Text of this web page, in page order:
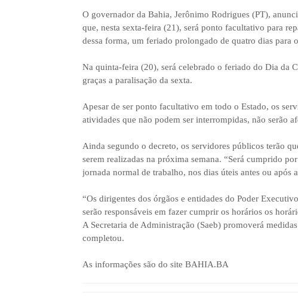
O governador da Bahia, Jerônimo Rodrigues (PT),
que, nesta sexta-feira (21), será ponto facultativo para
dessa forma, um feriado prolongado de quatro dias para
Na quinta-feira (20), será celebrado o feriado do Dia da
graças a paralisação da sexta.
Apesar de ser ponto facultativo em todo o Estado, os
atividades que não podem ser interrompidas, não serão
Ainda segundo o decreto, os servidores públicos terão
serem realizadas na próxima semana. “Será cumprido
jornada normal de trabalho, nos dias úteis antes ou após
“Os dirigentes dos órgãos e entidades do Poder
serão responsáveis em fazer cumprir os horários os
A Secretaria de Administração (Saeb) promoverá
completou.
As informações são do site BAHIA.BA